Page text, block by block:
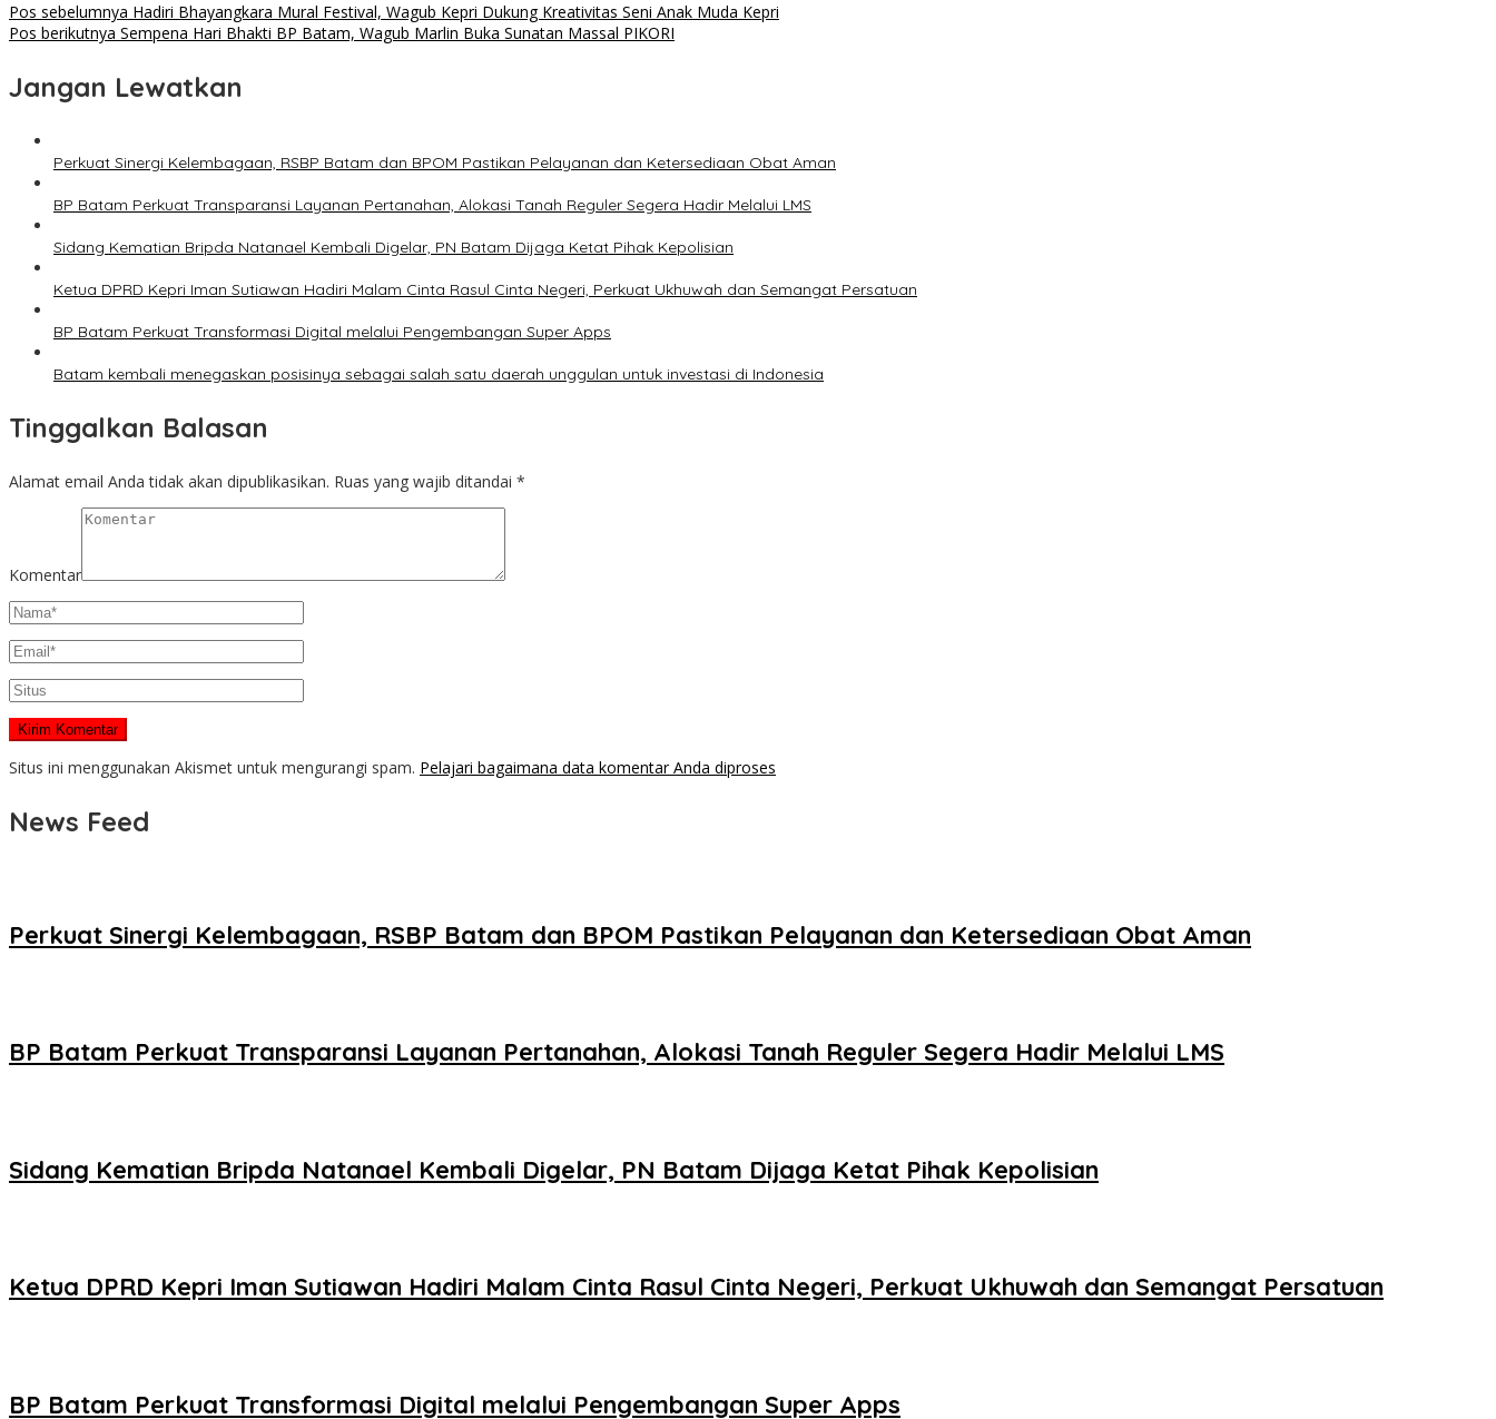
Pos sebelumnya Hadiri Bhayangkara Mural Festival, Wagub Kepri Dukung Kreativitas Seni Anak Muda Kepri
Pos berikutnya Sempena Hari Bhakti BP Batam, Wagub Marlin Buka Sunatan Massal PIKORI
Jangan Lewatkan
Perkuat Sinergi Kelembagaan, RSBP Batam dan BPOM Pastikan Pelayanan dan Ketersediaan Obat Aman
BP Batam Perkuat Transparansi Layanan Pertanahan, Alokasi Tanah Reguler Segera Hadir Melalui LMS
Sidang Kematian Bripda Natanael Kembali Digelar, PN Batam Dijaga Ketat Pihak Kepolisian
Ketua DPRD Kepri Iman Sutiawan Hadiri Malam Cinta Rasul Cinta Negeri, Perkuat Ukhuwah dan Semangat Persatuan
BP Batam Perkuat Transformasi Digital melalui Pengembangan Super Apps
Batam kembali menegaskan posisinya sebagai salah satu daerah unggulan untuk investasi di Indonesia
Tinggalkan Balasan
Alamat email Anda tidak akan dipublikasikan. Ruas yang wajib ditandai *
Komentar
Situs ini menggunakan Akismet untuk mengurangi spam. Pelajari bagaimana data komentar Anda diproses
News Feed
Perkuat Sinergi Kelembagaan, RSBP Batam dan BPOM Pastikan Pelayanan dan Ketersediaan Obat Aman
BP Batam Perkuat Transparansi Layanan Pertanahan, Alokasi Tanah Reguler Segera Hadir Melalui LMS
Sidang Kematian Bripda Natanael Kembali Digelar, PN Batam Dijaga Ketat Pihak Kepolisian
Ketua DPRD Kepri Iman Sutiawan Hadiri Malam Cinta Rasul Cinta Negeri, Perkuat Ukhuwah dan Semangat Persatuan
BP Batam Perkuat Transformasi Digital melalui Pengembangan Super Apps